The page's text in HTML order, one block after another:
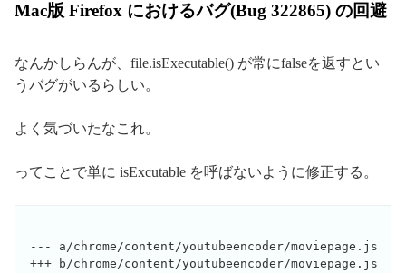
Mac版 Firefox におけるバグ(Bug 322865) の回避
なんかしらんが、file.isExecutable() が常にfalseを返すとい
うバグがいるらしい。
よく気づいたなこれ。
ってことで単に isExcutable を呼ばないように修正する。
--- a/chrome/content/youtubeencoder/moviepage.js
+++ b/chrome/content/youtubeencoder/moviepage.js